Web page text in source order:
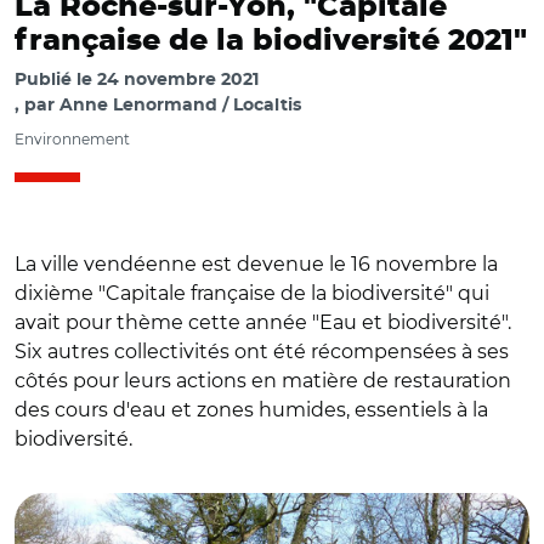
La Roche-sur-Yon, "Capitale
française de la biodiversité 2021"
Publié le 24 novembre 2021
par Anne Lenormand / Localtis
Environnement
La ville vendéenne est devenue le 16 novembre la
dixième "Capitale française de la biodiversité" qui
avait pour thème cette année "Eau et biodiversité".
Six autres collectivités ont été récompensées à ses
côtés pour leurs actions en matière de restauration
des cours d'eau et zones humides, essentiels à la
biodiversité.